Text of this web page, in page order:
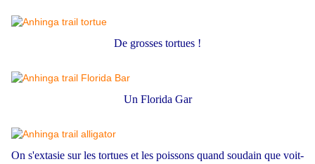
De grosses tortues !
Un Florida Gar
On s'extasie sur les tortues et les poissons quand soudain que voit-